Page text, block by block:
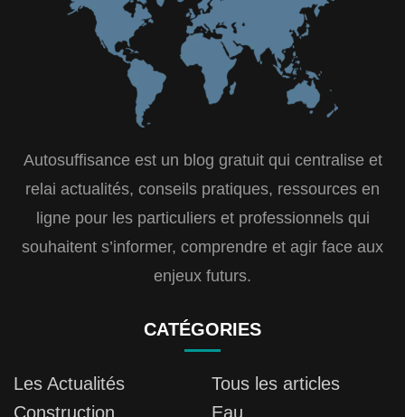
Autosuffisance est un blog gratuit qui centralise et
relai actualités, conseils pratiques, ressources en
ligne pour les particuliers et professionnels qui
souhaitent s’informer, comprendre et agir face aux
enjeux futurs.
CATÉGORIES
Les Actualités
Tous les articles
Construction
Eau